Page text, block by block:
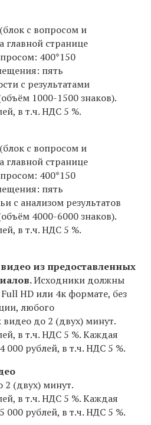
с вопросом и
главной странице
400*150
пять
с результатами
1000-1500 знаков).
в т.ч. НДС 5 %.
с вопросом и
главной странице
400*150
пять
с анализом результатов
4000-6000 знаков).
в т.ч. НДС 5 %.
из предоставленных
Исходники должны
HD или 4к формате, без
любого
до 2 (двух) минут.
в т.ч. НДС 5 %.Каждая
000 рублей, в т.ч. НДС 5 %.
(двух) минут.
в т.ч. НДС 5 %.Каждая
000 рублей, в т.ч. НДС 5 %.